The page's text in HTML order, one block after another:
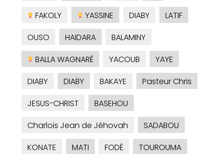
FAKOLY
YASSINE DIABY
LATIF
OUSO
HAIDARA
BALAMINY
BALLA WAGNARÉ
YACOUB
YAYE
DIABY
DIABY BAKAYE
Pasteur Chris
JESUS-CHRIST
BASEHOU
Charlois Jean de Jéhovah
SADABOU
KONATE
MATI FODÉ
TOUROUMA